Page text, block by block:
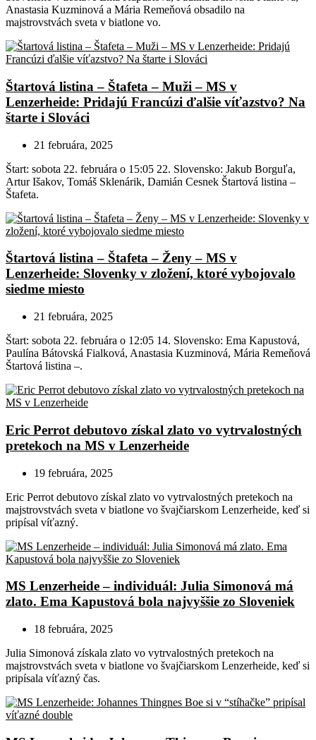
Anastasia Kuzminová a Mária Remeňová obsadilo na
majstrovstvách sveta v biatlone vo.
Štartová listina – Štafeta – Muži – MS v
Lenzerheide: Pridajú Francúzi ďalšie víťazstvo? Na
štarte i Slováci
21 februára, 2025
Štart: sobota 22. februára o 15:05 22. Slovensko: Jakub Borguľa,
Artur Išakov, Tomáš Sklenárik, Damián Cesnek Štartová listina –
Štafeta.
Štartová listina – Štafeta – Ženy – MS v
Lenzerheide: Slovenky v zložení, ktoré vybojovalo
siedme miesto
21 februára, 2025
Štart: sobota 22. februára o 12:05 14. Slovensko: Ema Kapustová,
Paulína Bátovská Fialková, Anastasia Kuzminová, Mária Remeňová
Štartová listina –.
Eric Perrot debutovo získal zlato vo vytrvalostných
pretekoch na MS v Lenzerheide
19 februára, 2025
Eric Perrot debutovo získal zlato vo vytrvalostných pretekoch na
majstrovstvách sveta v biatlone vo švajčiarskom Lenzerheide, keď si
pripísal víťazný.
MS Lenzerheide – individuál: Julia Simonová má
zlato. Ema Kapustová bola najvyššie zo Sloveniek
18 februára, 2025
Julia Simonová získala zlato vo vytrvalostných pretekoch na
majstrovstvách sveta v biatlone vo švajčiarskom Lenzerheide, keď si
pripísala víťazný čas.